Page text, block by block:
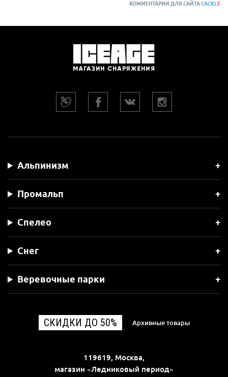
КОММЕНТАРИИ ДЛЯ САЙТАCACKLE
Альпинизм
Промальп
Спелео
Снег
Веревочные парки
СКИДКИ ДО 50% Архивные товары
119619, Москва,
магазин «Ледниковый период»